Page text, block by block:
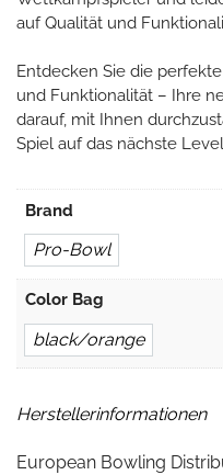
auf Qualität und
Entdecken Sie die
und Funktionalität – Ihre
darauf, mit Ihnen
Spiel auf das nächste
Brand
Pro-Bowl
Color Bag
black/orange
Herstellerinformationen
European Bowling